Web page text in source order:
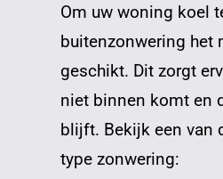
Om uw woning koel
buitenzonwering het
geschikt. Dit zorgt
niet binnen komt en
blijft. Bekijk een van
type zonwering: